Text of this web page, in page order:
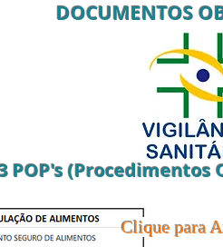
DOCUMENTOS
POP's (Procedimentos
Clique para